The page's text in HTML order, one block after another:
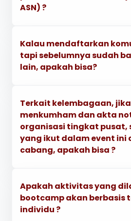
ASN) ?
Kalau mendaftarkan
tapi sebelumnya sudah
lain, apakah bisa?
Terkait kelembagaan, jika
menkumham dan akta
organisasi tingkat pusat,
yang ikut dalam event
cabang, apakah bisa ?
Apakah aktivitas yang
bootcamp akan berbasis
individu ?